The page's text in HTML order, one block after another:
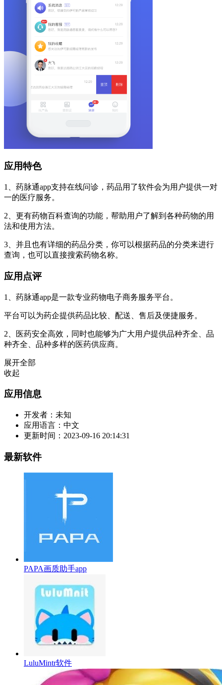
应用特色
1、药脉通app支持在线问诊，药品用了软件会为用户提供一对
一的医疗服务。
2、更有药物百科查询的功能，帮助用户了解到各种药物的用
法和使用方法。
3、并且也有详细的药品分类，你可以根据药品的分类来进行
查询，也可以直接搜索药物名称。
应用点评
1、药脉通app是一款专业药物电子商务服务平台。
平台可以为药企提供药品比较、配送、售后及便捷服务。
2、医药安全高效，同时也能够为广大用户提供品种齐全、品
种齐全、品种多样的医药供应商。
展开全部
收起
应用信息
开发者： 未知
应用语言： 中文
更新时间： 2023-09-16 20:14:31
最新软件
PAPA画质助手app
LuluMintr软件